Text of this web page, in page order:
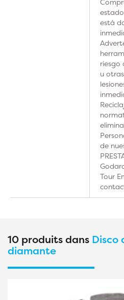
está
riesgo
u
de
Tour
10 produits dans Disco
diamante